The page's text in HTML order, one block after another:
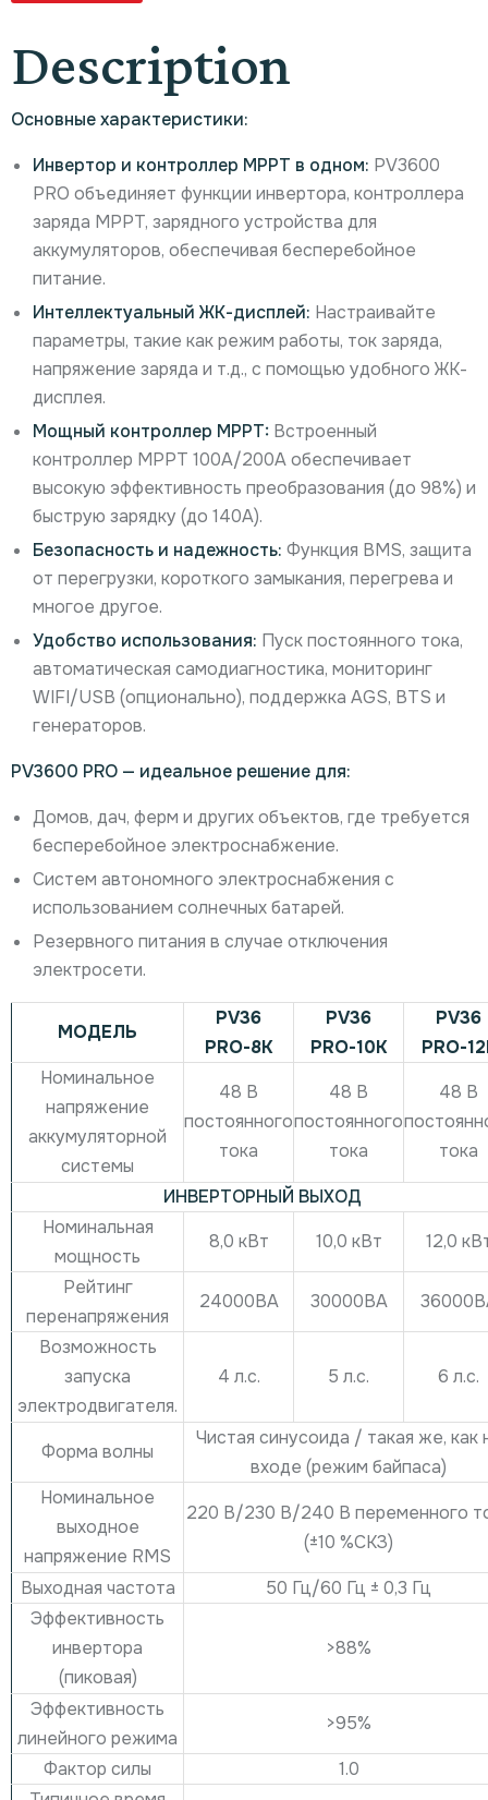
Description
Основные характеристики:
Инвертор и контроллер MPPT в одном: PV3600
PRO объединяет функции инвертора, контроллера
заряда MPPT, зарядного устройства для
аккумуляторов, обеспечивая бесперебойное
питание.
Интеллектуальный ЖК-дисплей: Настраивайте
параметры, такие как режим работы, ток заряда,
напряжение заряда и т.д., с помощью удобного ЖК-
дисплея.
Мощный контроллер MPPT: Встроенный
контроллер MPPT 100A/200A обеспечивает
высокую эффективность преобразования (до 98%) и
быструю зарядку (до 140A).
Безопасность и надежность: Функция BMS, защита
от перегрузки, короткого замыкания, перегрева и
многое другое.
Удобство использования: Пуск постоянного тока,
автоматическая самодиагностика, мониторинг
WIFI/USB (опционально), поддержка AGS, BTS и
генераторов.
PV3600 PRO — идеальное решение для:
Домов, дач, ферм и других объектов, где требуется
бесперебойное электроснабжение.
Систем автономного электроснабжения с
использованием солнечных батарей.
Резервного питания в случае отключения
электросети.
МОДЕЛЬ
PV36
РRО-8К
PV36
РRО-10К
PV36
РRО-
Номинальное
напряжение
аккумуляторной
системы
48 В
постоянного
тока
48 В
постоянного
тока
48 В
тока
ИНВЕРТОРНЫЙ ВЫХОД
Номинальная
мощность
8,0 кВт 10,0 кВт
12,0
Рейтинг
перенапряжения
24000ВА 30000ВА
Возможность
запуска
электродвигателя.
4 л.с. 5 л.с. 6 л.с.
Форма волны
Чистая синусоида / такая же, как
входе (режим байпаса)
Номинальное
выходное
напряжение RMS
220 В/230 В/240 В переменного
(±10 %СКЗ)
Выходная частота
50 Гц/60 Гц ± 0,3 Гц
Эффективность
инвертора
(пиковая)
>88%
Эффективность
линейного режима
>95%
Фактор силы
1.0